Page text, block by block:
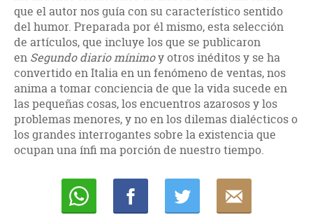
que el autor nos guía con su característico sentido
del humor. Preparada por él mismo, esta selección
de artículos, que incluye los que se publicaron
en Segundo diario mínimoy otros inéditos y se ha
convertido en Italia en un fenómeno de ventas, nos
anima a tomar conciencia de que la vida sucede en
las pequeñas cosas, los encuentros azarosos y los
problemas menores, y no en los dilemas dialécticos o
los grandes interrogantes sobre la existencia que
ocupan una ínfi ma porción de nuestro tiempo.